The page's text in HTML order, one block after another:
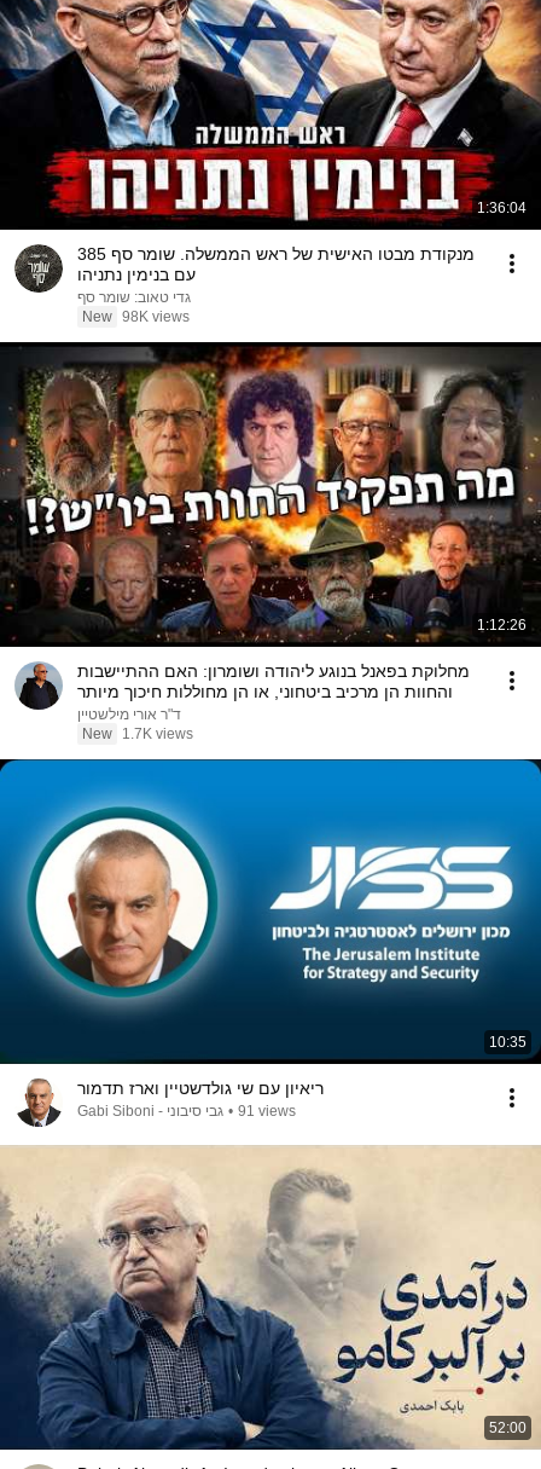
1:36:04
מנקודת מבטו האישית של ראש הממשלה. שומר סף 385
עם בנימין נתניהו
גדי טאוב: שומר סף
New 98K views
1:12:26
מחלוקת בפאנל בנוגע ליהודה ושומרון: האם ההתיישבות
והחוות הן מרכיב ביטחוני, או הן מחוללות חיכוך מיותר
ד"ר אורי מילשטיין
New
1.7K views
10:35
ריאיון עם שי גולדשטיין וארז תדמור
Gabi Siboni - גבי סיבוני • 91 views
52:00